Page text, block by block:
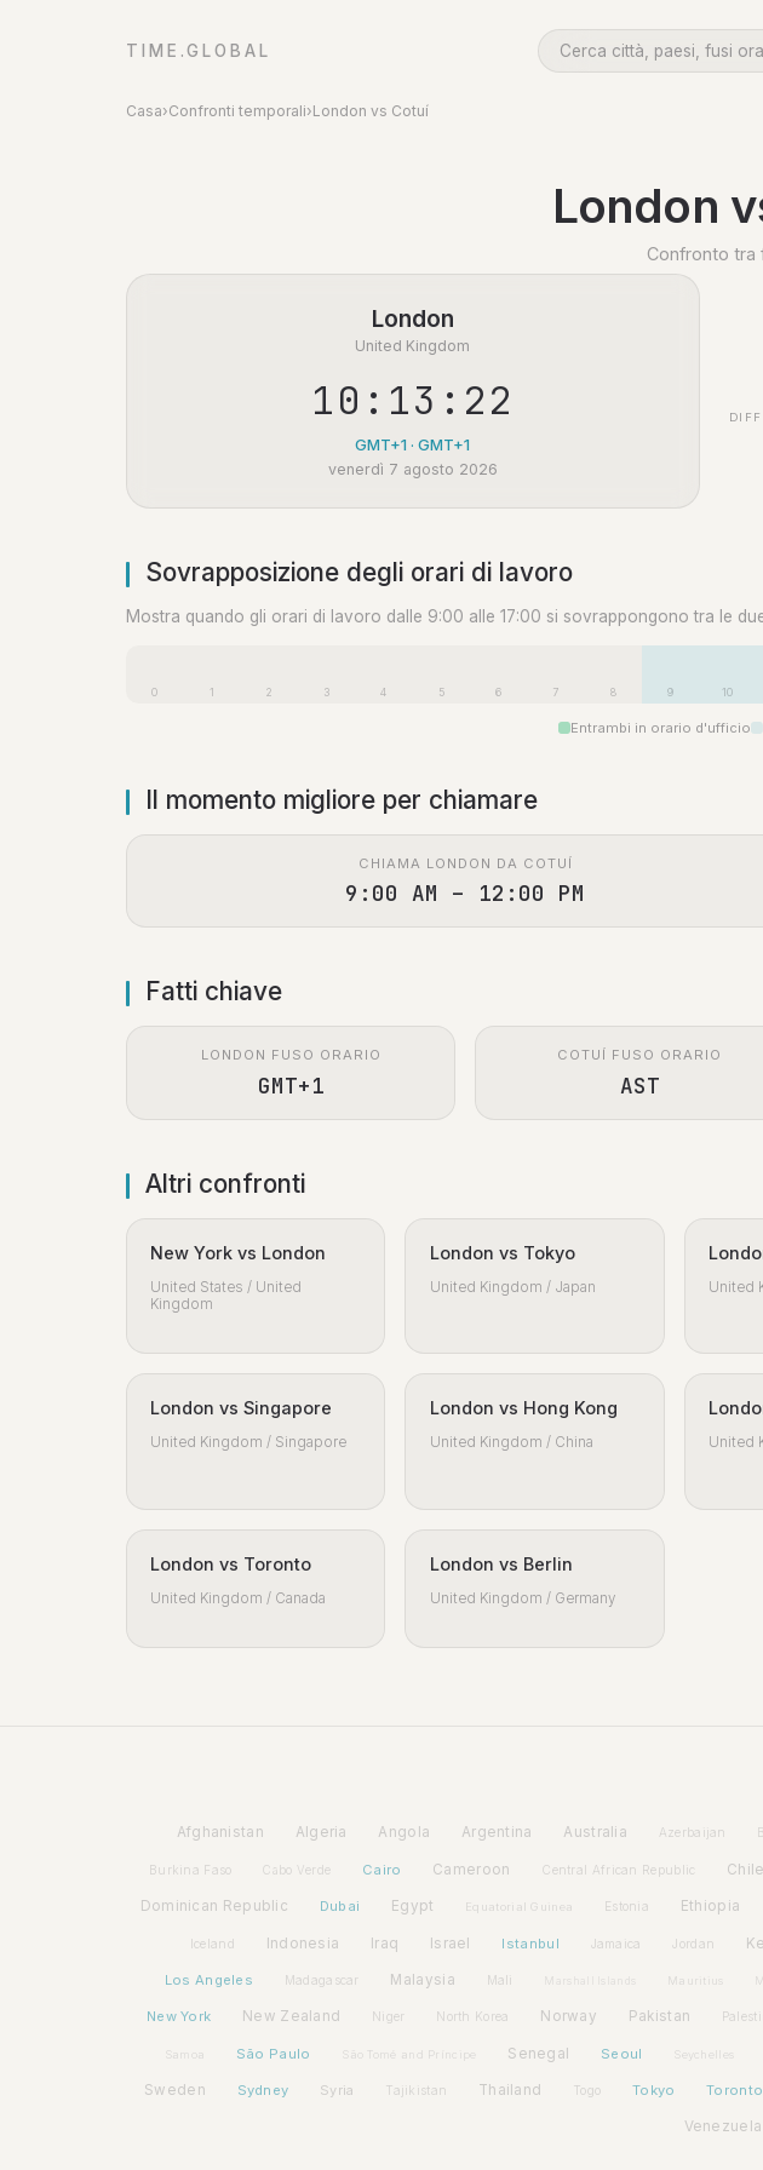
TIME.GLOBAL
Casa›Confronti temporali›London vs Cotuí
London
Confronto tra
London
United Kingdom
10:13:22
GMT+1 · GMT+1
venerdì 7 agosto 2026
Sovrapposizione degli orari di lavoro
Mostra quando gli orari di lavoro dalle 9:00 alle 17:00 si sovrappongono tra le
0 1 2 3 4 5 6 7 8 9 10
Entrambi in orario d'ufficio
Il momento migliore per chiamare
CHIAMA LONDON DA COTUÍ
9:00 AM – 12:00 PM
Fatti chiave
LONDON FUSO ORARIO
GMT+1
COTUÍ FUSO ORARIO
AST
Altri confronti
New York vs London
United States / United
Kingdom
London vs Tokyo
United Kingdom / Japan United
London vs Singapore
United Kingdom / Singapore
London vs Hong Kong
United Kingdom / China United
London vs Toronto
United Kingdom / Canada
London vs Berlin
United Kingdom / Germany
Afghanistan Algeria Angola Argentina Australia Azerbaijan
Burkina Faso Cabo Verde Cairo Cameroon Central African Republic Chile
Dominican Republic Dubai Egypt Equatorial Guinea Estonia Ethiopia
Iceland Indonesia Iraq Israel Istanbul Jamaica Jordan
Los Angeles Madagascar Malaysia Mali Mauritius
New York New Zealand Niger North Korea Norway Pakistan
Samoa São Paulo São Tomé and Príncipe Senegal Seoul Seychelles
Sweden Sydney Syria Tajikistan Thailand Togo Tokyo Toronto
Venezuela